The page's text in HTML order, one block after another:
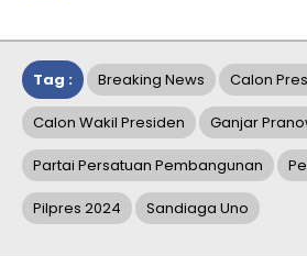
Tag : Breaking News Calon
Calon Wakil Presiden Ganjar
Partai Persatuan Pembangunan
Pilpres 2024 Sandiaga Uno